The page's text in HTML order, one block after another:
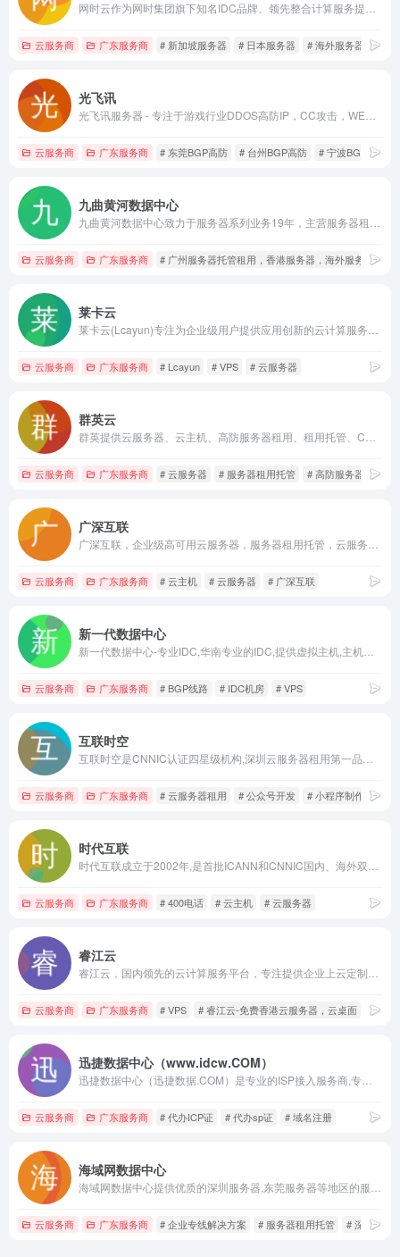
云服务商 广东服务商 # 新加坡服务器 # 日本服务器 # 海外服务器
光飞讯
云服务商 广东服务商 # 东莞BGP高防 # 台州BGP高防 # 宁波BGP高防
九曲黄河数据中心
云服务商 广东服务商 # 广州服务器托管租用，香港服务器，海外服务器租用
莱卡云
云服务商 广东服务商 # Lcayun # VPS # 云服务器
群英云
云服务商 广东服务商 # 云服务器 # 服务器租用托管 # 高防服务器
广深互联
云服务商 广东服务商 # 云主机 # 云服务器 # 广深互联
新一代数据中心
云服务商 广东服务商 # BGP线路 # IDC机房 # VPS
互联时空
云服务商 广东服务商 # 云服务器租用 # 公众号开发 # 小程序制作
时代互联
云服务商 广东服务商 # 400电话 # 云主机 # 云服务器
睿江云
云服务商 广东服务商 # VPS # 睿江云-免费香港云服务器，云桌面 # 虚拟
迅捷数据中心（www.idcw.COM）
云服务商 广东服务商 # 代办ICP证 # 代办sp证 # 域名注册
海域网数据中心
云服务商 广东服务商 # 企业专线解决方案 # 服务器租用托管 # 深圳服务